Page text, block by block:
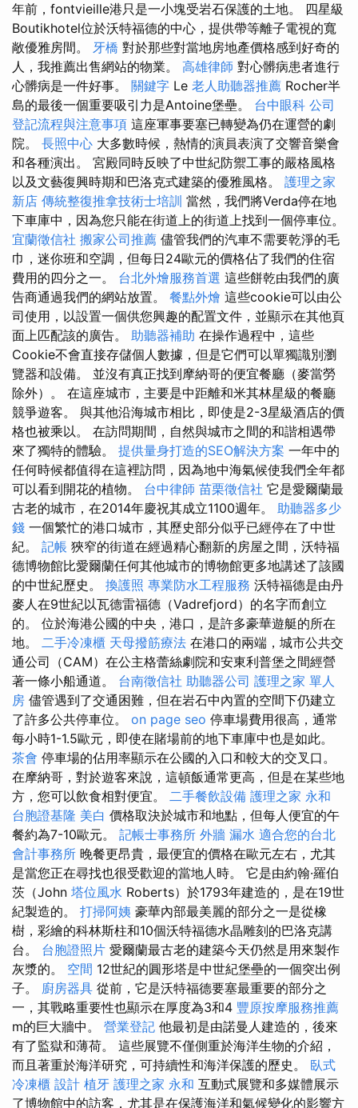
年前，fontvieille港只是一小塊受岩石保護的土地。 四星級
Boutikhotel位於沃特福德的中心，提供帶等離子電視的寬
敞優雅房間。 牙橋 對於那些對當地房地產價格感到好奇的
人，我推薦出售網站的物業。 高雄律師 對心髒病患者進行
心髒病是一件好事。 關鍵字 Le 老人助聽器推薦 Rocher半
島的最後一個重要吸引力是Antoine堡壘。 台中眼科 公司
登記流程與注意事項 這座軍事要塞已轉變為仍在運營的劇
院。 長照中心 大多數時候，熱情的演員表演了交響音樂會
和各種演出。 宮殿同時反映了中世紀防禦工事的嚴格風格
以及文藝復興時期和巴洛克式建築的優雅風格。 護理之家
新店 傳統整復推拿技術士培訓 當然，我們將Verda停在地
下車庫中，因為您只能在街道上的街道上找到一個停車位。
宜蘭徵信社 搬家公司推薦 儘管我們的汽車不需要乾淨的毛
巾，迷你班和空調，但每日24歐元的價格佔了我們的住宿
費用的四分之一。 台北外燴服務首選 這些餅乾由我們的廣
告商通過我們的網站放置。 餐點外燴 這些cookie可以由公
司使用，以設置一個供您興趣的配置文件，並顯示在其他頁
面上匹配該的廣告。 助聽器補助 在操作過程中，這些
Cookie不會直接存儲個人數據，但是它們可以單獨識別瀏
覽器和設備。 並沒有真正找到摩納哥的便宜餐廳（麥當勞
除外）。 在這座城市，主要是中距離和米其林星級的餐廳
競爭遊客。 與其他沿海城市相比，即使是2-3星級酒店的價
格也被乘以。 在訪問期間，自然與城市之間的和諧相遇帶
來了獨特的體驗。 提供量身打造的SEO解決方案 一年中的
任何時候都值得在這裡訪問，因為地中海氣候使我們全年都
可以看到開花的植物。 台中律師 苗栗徵信社 它是愛爾蘭最
古老的城市，在2014年慶祝其成立1100週年。 助聽器多少
錢 一個繁忙的港口城市，其歷史部分似乎已經停在了中世
紀。 記帳 狹窄的街道在經過精心翻新的房屋之間，沃特福
德博物館比愛爾蘭任何其他城市的博物館更多地講述了該國
的中世紀歷史。 換護照 專業防水工程服務 沃特福德是由丹
麥人在9世紀以瓦德雷福德（Vadrefjord）的名字而創立
的。 位於海港公國的中央，港口，是許多豪華遊艇的所在
地。 二手冷凍櫃 天母撥筋療法 在港口的兩端，城市公共交
通公司（CAM）在公主格蕾絲劇院和安東利普堡之間經營
著一條小船通道。 台南徵信社 助聽器公司 護理之家 單人
房 儘管遇到了交通困難，但在岩石中內置的空間下仍建立
了許多公共停車位。 on page seo 停車場費用很高，通常
每小時1-1.5歐元，即使在賭場前的地下車庫中也是如此。
茶會 停車場的佔用率顯示在公國的入口和較大的交叉口。
在摩納哥，對於遊客來說，這頓飯通常更高，但是在某些地
方，您可以飲食相對便宜。 二手餐飲設備 護理之家 永和
台胞證基隆 美白 價格取決於城市和地點，但每人便宜的午
餐約為7-10歐元。 記帳士事務所 外牆 漏水 適合您的台北
會計事務所 晚餐更昂貴，最便宜的價格在歐元左右，尤其
是當您正在尋找也很受歡迎的當地人時。 它是由約翰·羅伯
茨（John 塔位風水 Roberts）於1793年建造的，是在19世
紀製造的。 打掃阿姨 豪華內部最美麗的部分之一是從橡
樹，彩繪的科林斯柱和10個沃特福德水晶雕刻的巴洛克講
台。 台胞證照片 愛爾蘭最古老的建築今天仍然是用來製作
灰漿的。 空間 12世紀的圓形塔是中世紀堡壘的一個突出例
子。 廚房器具 從前，它是沃特福德要塞最重要的部分之
一，其戰略重要性也顯示在厚度為3和4 豐原按摩服務推薦
m的巨大牆中。 營業登記 他最初是由諾曼人建造的，後來
有了監獄和薄荷。 這些展覽不僅側重於海洋生物的介紹，
而且著重於海洋研究，可持續性和海洋保護的歷史。 臥式
冷凍櫃 設計 植牙 護理之家 永和 互動式展覽和多媒體展示
了博物館中的訪客，尤其是在保護海洋和氣候變化的影響方